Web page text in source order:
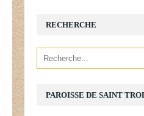
RECHERCHE
PAROISSE DE SAINT